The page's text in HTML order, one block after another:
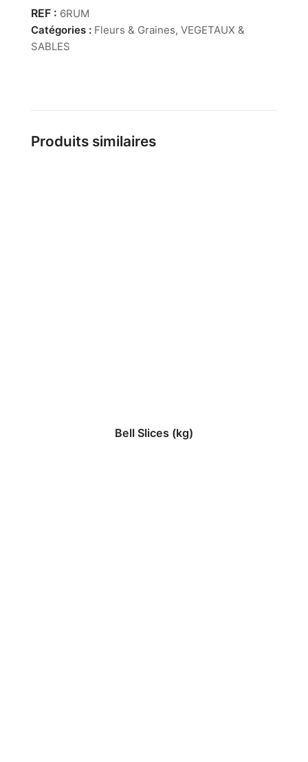
(sachet
de
30
6RUM
Catégories : Fleurs & Graines, VEGETAUX &
SABLES
Produits similaires
Bell Slices (kg)